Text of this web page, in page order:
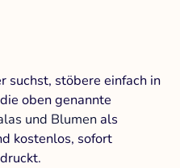
suchst, stöbere einfach in
oben genannte
und Blumen als
kostenlos, sofort